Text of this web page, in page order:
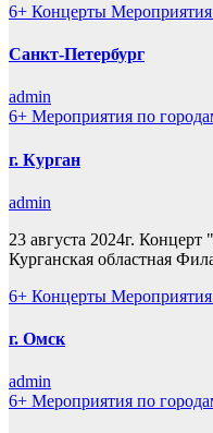
6+ Концерты
Санкт-Петербург
admin
6+ Мероприятия по
г. Курган
admin
23 августа 2024г.
Курганская областная
6+ Концерты
г. Омск
admin
6+ Мероприятия по